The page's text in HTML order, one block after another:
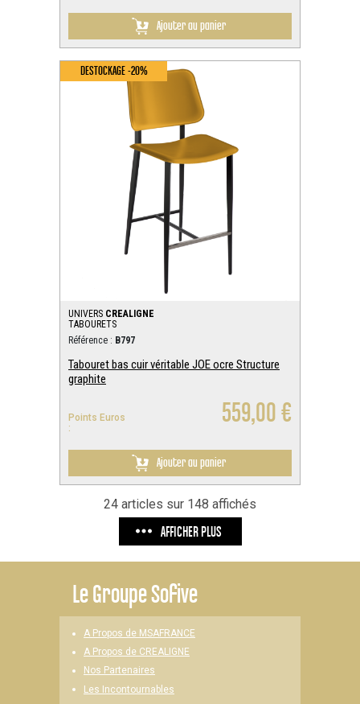
Ajouter au panier
DESTOCKAGE -20%
UNIVERS CREALIGNE
TABOURETS
Référence : B797
Tabouret bas cuir véritable JOE ocre Structure
graphite
Points Euros
:
559,00 €
Ajouter au panier
24 articles sur 148 affichés
AFFICHER PLUS
LeGroupe Sofive
A Propos de MSAFRANCE
A Propos de CREALIGNE
Nos Partenaires
Les Incontournables